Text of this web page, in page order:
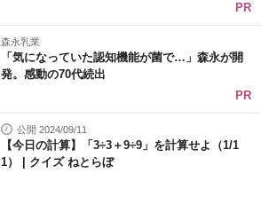
PR
森永乳業
「気になっていた認知機能が菌で…」森永が開
発。感動の70代続出
PR
公開 2024/09/11
【今日の計算】「3÷3＋9÷9」を計算せよ（1/1
1） | クイズ ねとらぼ